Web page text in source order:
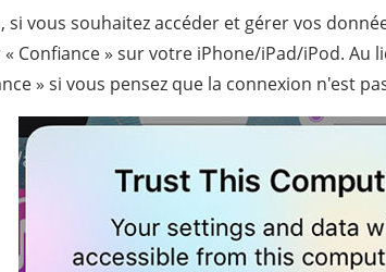
si vous souhaitez accéder et gérer vos
Confiance » sur votre iPhone/iPad/iPod. Au
» si vous pensez que la connexion n'est